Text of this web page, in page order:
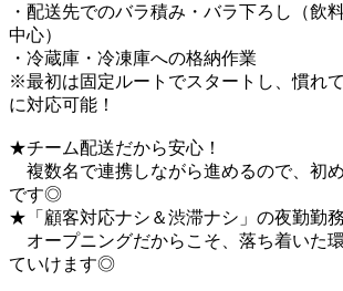
・配送先でのバラ積み・バラ下ろし（飲
中心）
・冷蔵庫・冷凍庫への格納作業
※最初は固定ルートでスタートし、慣れ
に対応可能！
★チーム配送だから安心！
複数名で連携しながら進めるので、初
です◎
★「顧客対応ナシ＆渋滞ナシ」の夜勤勤務
オープニングだからこそ、落ち着いた
ていけます◎